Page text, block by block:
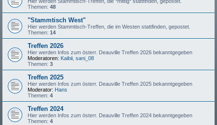
Themen: 48
"Stammtisch West"
Hier werden Stammtisch-Treffen, die im Westen stattfinden, gepostet.
Themen: 14
Treffen 2026
Hier werden Infos zum österr. Deauville Treffen 2026 bekanntgegeben
Moderatoren: Kaibii sani_08
Themen: 3
Treffen 2025
Hier werden Infos zum österr. Deauville Treffen 2025 bekanntgegeben
Moderator: Hans
Themen: 4
Treffen 2024
Hier werden Infos zum österr. Deauville Treffen 2024 bekanntgegeben
Themen: 4